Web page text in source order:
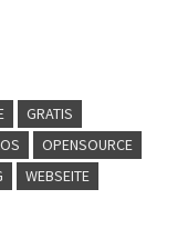
GRATIS
OPENSOURCE
WEBSEITE